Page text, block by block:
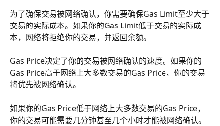
为了确保交易被网络确认，你需要确保Gas Limit至少大于
交易的实际成本。如果你的Gas Limit低于交易的实际成
本，网络将拒绝你的交易，并返回余额。
Gas Price决定了你的交易被网络确认的速度。如果你的
Gas Price高于网络上大多数交易的Gas Price，你的交易
将优先被网络确认。
如果你的Gas Price低于网络上大多数交易的Gas Price，
你的交易可能需要几分钟甚至几个小时才能被网络确认。